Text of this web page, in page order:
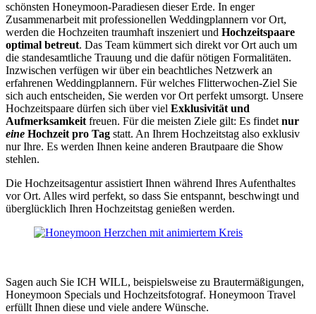
schönsten Honeymoon-Paradiesen dieser Erde. In enger
Zusammenarbeit mit professionellen Weddingplannern vor Ort,
werden die Hochzeiten traumhaft inszeniert und Hochzeitspaare
optimal betreut. Das Team kümmert sich direkt vor Ort auch um
die standesamtliche Trauung und die dafür nötigen Formalitäten.
Inzwischen verfügen wir über ein beachtliches Netzwerk an
erfahrenen Weddingplannern. Für welches Flitterwochen-Ziel Sie
sich auch entscheiden, Sie werden vor Ort perfekt umsorgt. Unsere
Hochzeitspaare dürfen sich über viel Exklusivität und
Aufmerksamkeit freuen. Für die meisten Ziele gilt: Es findet nur
eine Hochzeit pro Tag statt. An Ihrem Hochzeitstag also exklusiv
nur Ihre. Es werden Ihnen keine anderen Brautpaare die Show
stehlen.
Die Hochzeitsagentur assistiert Ihnen während Ihres Aufenthaltes
vor Ort. Alles wird perfekt, so dass Sie entspannt, beschwingt und
überglücklich Ihren Hochzeitstag genießen werden.
Sagen auch Sie ICH WILL, beispielsweise zu Brautermäßigungen,
Honeymoon Specials und Hochzeitsfotograf. Honeymoon Travel
erfüllt Ihnen diese und viele andere Wünsche.